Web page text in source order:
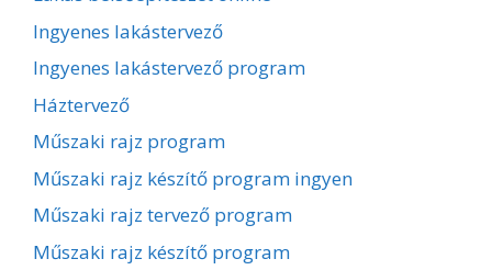
Ingyenes lakástervező
Ingyenes lakástervező program
Háztervező
Műszaki rajz program
Műszaki rajz készítő program ingyen
Műszaki rajz tervező program
Műszaki rajz készítő program